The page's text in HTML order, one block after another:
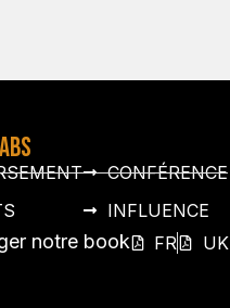
CONFÉRENCE
INFLUENCE
notre book FR UK